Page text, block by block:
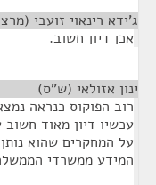
ג'ידא רינאוי זועבי
אכן דיון חשוב.
ינון אזולאי (ש"ס)
רוב הפוקוס כנראה
עכשיו דיון מאוד
על המחקרים שהוא
המידע ממשרדי